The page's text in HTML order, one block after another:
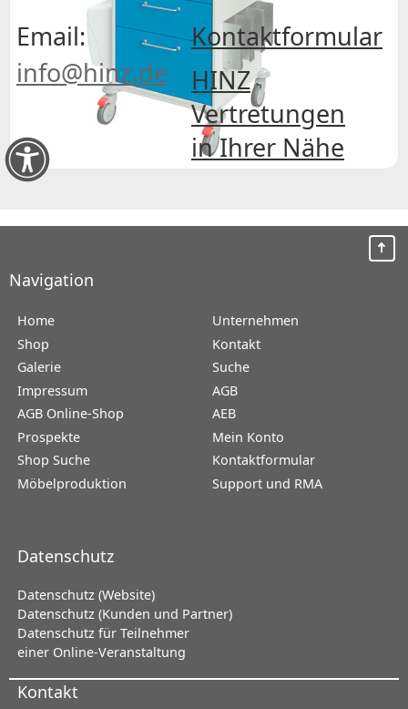
Email:
info@hinz.de
Kontaktformular
HINZ
Vertretungen
in Ihrer Nähe
Navigation
Home
Unternehmen
Shop
Kontakt
Galerie
Suche
Impressum
AGB
AGB Online-Shop
AEB
Prospekte
Mein Konto
Shop Suche
Kontaktformular
Möbelproduktion
Support und RMA
Datenschutz
Datenschutz (Website)
Datenschutz (Kunden und Partner)
Datenschutz für Teilnehmer
einer Online-Veranstaltung
Kontakt